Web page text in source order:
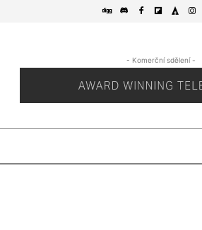
- Komerční sdělení -